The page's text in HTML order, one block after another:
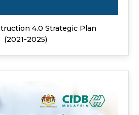
4.0 Strategic Plan
(2021-2025)